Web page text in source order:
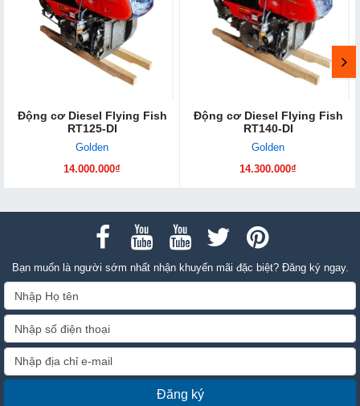
Động cơ Diesel Flying Fish
RT125-DI
Golden
14.000.000₫
Động cơ Diesel Flying Fish
RT140-DI
Golden
14.300.000₫
Bạn muốn là người sớm nhất nhận khuyến mãi đặc biệt? Đăng ký ngay.
Đăng ký